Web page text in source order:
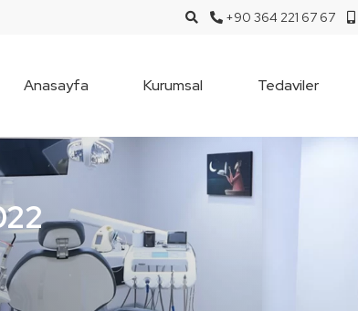
+90 364 221 67 67
Anasayfa Kurumsal Tedaviler